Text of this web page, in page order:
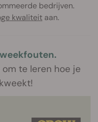
bedrijven.
kwaliteit aan.
te leren hoe je